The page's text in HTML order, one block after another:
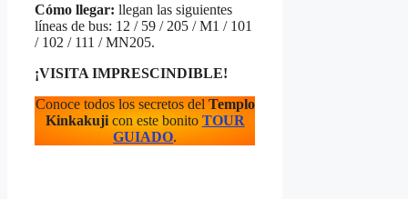
Cómo llegar: llegan las siguientes
líneas de bus: 12 / 59 / 205 / M1 / 101
/ 102 / 111 / MN205.
¡VISITA IMPRESCINDIBLE!
Conoce todos los secretos del Templo
Kinkakujicon este bonito TOUR
GUIADO.